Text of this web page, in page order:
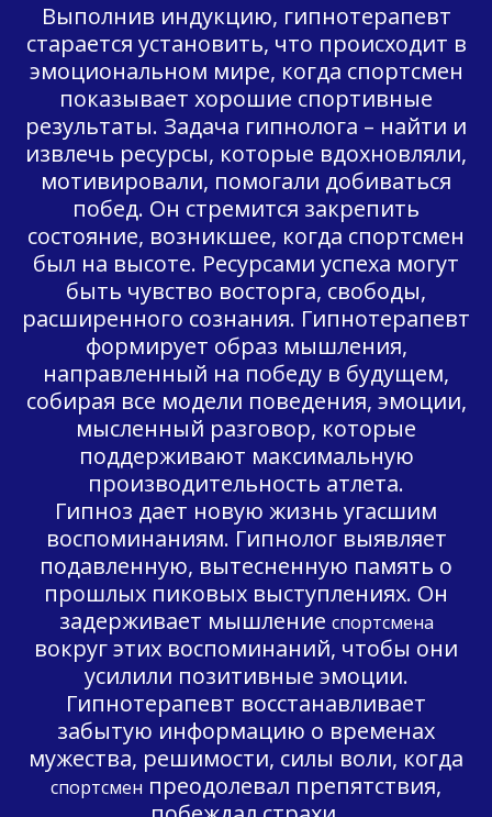
Выполнив индукцию, гипнотерапевт
старается установить, что происходит в
эмоциональном мире, когда спортсмен
показывает хорошие спортивные
результаты. Задача гипнолога – найти и
извлечь ресурсы, которые вдохновляли,
мотивировали, помогали добиваться
побед. Он стремится закрепить
состояние, возникшее, когда спортсмен
был на высоте. Ресурсами успеха могут
быть чувство восторга, свободы,
расширенного сознания. Гипнотерапевт
формирует образ мышления,
направленный на победу в будущем,
собирая все модели поведения, эмоции,
мысленный разговор, которые
поддерживают максимальную
производительность атлета.
Гипноз дает новую жизнь угасшим
воспоминаниям. Гипнолог выявляет
подавленную, вытесненную память о
прошлых пиковых выступлениях. Он
задерживает мышление спортсмена
вокруг этих воспоминаний, чтобы они
усилили позитивные эмоции.
Гипнотерапевт восстанавливает
забытую информацию о временах
мужества, решимости, силы воли, когда
спортсмен преодолевал препятствия,